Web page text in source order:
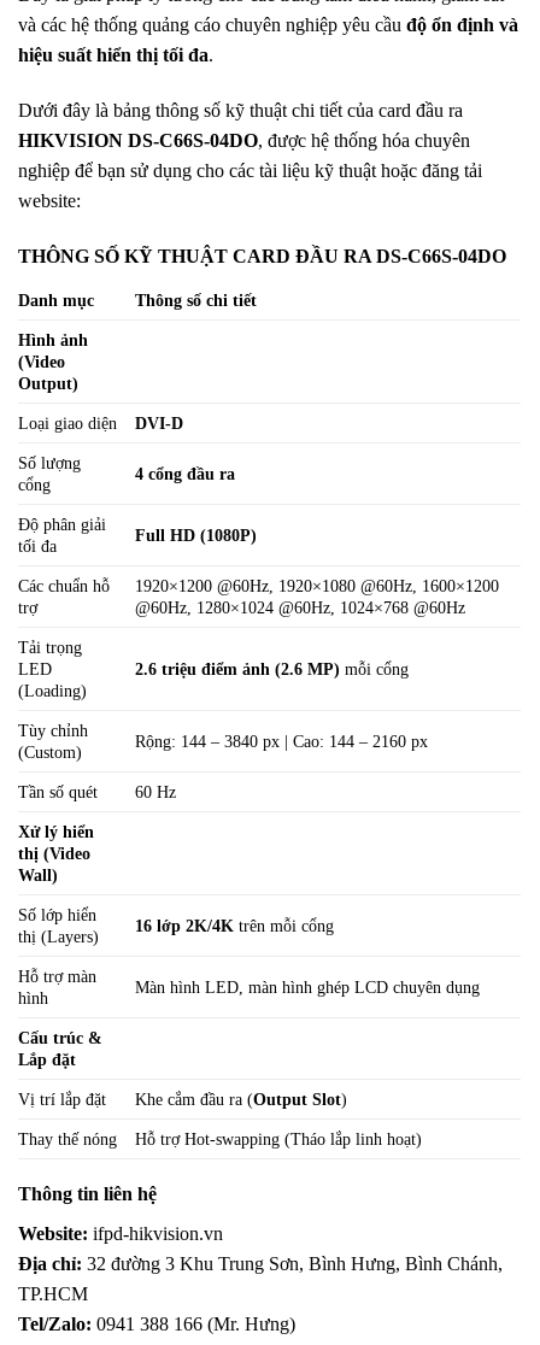
và các hệ thống quảng cáo chuyên nghiệp yêu cầu độ ổn định và
hiệu suất hiển thị tối đa.
Dưới đây là bảng thông số kỹ thuật chi tiết của card đầu ra
HIKVISION DS-C66S-04DO, được hệ thống hóa chuyên
nghiệp để bạn sử dụng cho các tài liệu kỹ thuật hoặc đăng tải
website:
THÔNG SỐ KỸ THUẬT CARD ĐẦU RA DS-C66S-04DO
Danh mục Thông số chi tiết
Hình ảnh
(Video
Output)
Loại giao diện DVI-D
Số lượng
cổng
4 cổng đầu ra
Độ phân giải
tối đa
Full HD (1080P)
Các chuẩn hỗ
trợ
1920×1200 @60Hz, 1920×1080 @60Hz, 1600×1200
@60Hz, 1280×1024 @60Hz, 1024×768 @60Hz
Tải trọng
LED
(Loading)
2.6 triệu điểm ảnh (2.6 MP) mỗi cổng
Tùy chỉnh
(Custom)
Rộng: 144 – 3840 px | Cao: 144 – 2160 px
Tần số quét 60 Hz
Xử lý hiển
thị (Video
Wall)
Số lớp hiển
thị (Layers)
16 lớp 2K/4K trên mỗi cổng
Hỗ trợ màn
hình
Màn hình LED, màn hình ghép LCD chuyên dụng
Cấu trúc &
Lắp đặt
Vị trí lắp đặt Khe cắm đầu ra (Output Slot)
Thay thế nóng Hỗ trợ Hot-swapping (Tháo lắp linh hoạt)
Thông tin liên hệ
Website: ifpd-hikvision.vn
Địa chỉ: 32 đường 3 Khu Trung Sơn, Bình Hưng, Bình Chánh,
TP.HCM
Tel/Zalo: 0941 388 166 (Mr. Hưng)